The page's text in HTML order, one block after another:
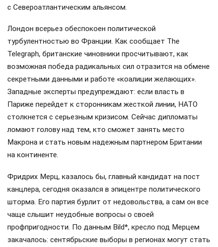
с Североатлантическим альянсом.
Лондон всерьез обеспокоен политической
турбулентностью во Франции. Как сообщает The
Telegraph, британские чиновники просчитывают, как
возможная победа радикальных сил отразится на обмене
секретными данными и работе «коалиции желающих».
Западные эксперты предупреждают: если власть в
Париже перейдет к сторонникам жесткой линии, НАТО
столкнется с серьезным кризисом. Сейчас дипломаты
ломают голову над тем, кто сможет занять место
Макрона и стать новым надежным партнером Британии
на континенте.
Фридрих Мерц, казалось бы, главный кандидат на пост
канцлера, сегодня оказался в эпицентре политического
шторма. Его партия бурлит от недовольства, а сам он все
чаще слышит неудобные вопросы о своей
профпригодности. По данным Bild*, кресло под Мерцем
закачалось: сентябрьские выборы в регионах могут стать